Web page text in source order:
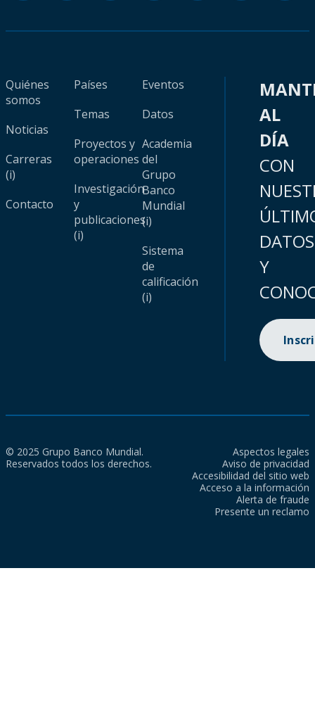
Quiénes
somos
Noticias
Carreras
(i)
Contacto
Países
Temas
Proyectos y
operaciones
Investigación
y
publicaciones
(i)
Eventos
Datos
Academia
del
Grupo
Banco
Mundial
(i)
Sistema
de
calificación
(i)
AL
DÍA
CON
DATOS
Y
© 2025 Grupo Banco Mundial.
Reservados todos los derechos.
Aspectos legales
Aviso de privacidad
Accesibilidad del sitio web
Acceso a la información
Alerta de fraude
Presente un reclamo